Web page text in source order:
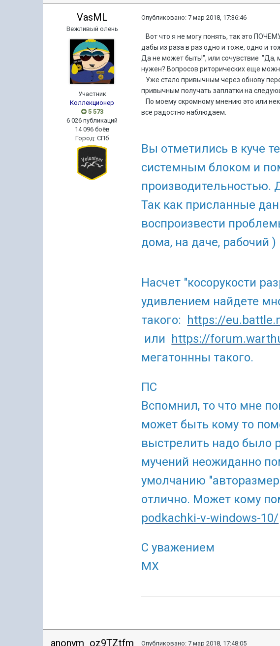
VasML
Вежливый олень
Участник
Коллекционер
5 573
6 026 публикаций
14 096 боёв
Город:СПб
Опубликовано:7 мар 2018, 17:36:46
Вот что я не могу понять, так это
дабы из раза в раз одно и тоже, одно и
Да не может быть!", или сочувствие "Да,
нужен? Вопросов риторических еще
Уже стало привычным через обнову
привычным получать заплатки на
По моему скромному мнению это или
все радостно наблюдаем.
Вы отметились в куче
системным блоком и
производительностью.
Так как присланные
воспроизвести
дома, на даче, рабочий
Насчет "косорукости
удивлением найдете
такого:
https://
или
https://
мегатоннны такого.
ПС
Вспомнил, то что мне
может быть кому то
выстрелить надо было
мучений неожиданно
умолчанию
отлично. Может кому
podkachki-v-windows-10/
С уважением
МХ
anonym_oz9TZtfm Опубликовано:7 мар 2018, 17:48:05